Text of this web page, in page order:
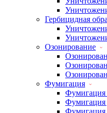
Гербицидная
Озонирование
Фумигация
Фумигация
Фумигация
Фумигация